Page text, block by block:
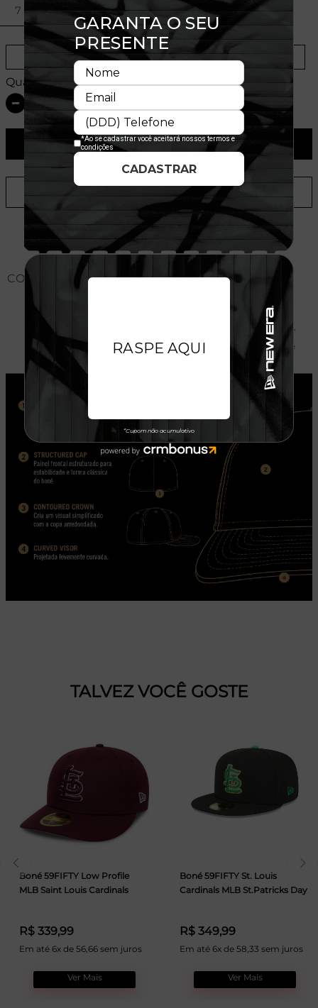
7 5/8
Provador Virtual Tabela de Medidas
Quantidade:
ADICIONAR AO CARRINHO
ADICIONAR A LISTA DE DESEJOS
CONHEÇA O MODELO DO BONÉ
TALVEZ VOCÊ GOSTE
Boné 59FIFTY Low Profile
MLB Saint Louis Cardinals
R$ 339,99
Em até 6x de 56,66 sem juros
Ver Mais
Boné 59FIFTY St. Louis
Cardinals MLB St.Patricks Day
R$ 349,99
Em até 6x de 58,33 sem juros
Ver Mais